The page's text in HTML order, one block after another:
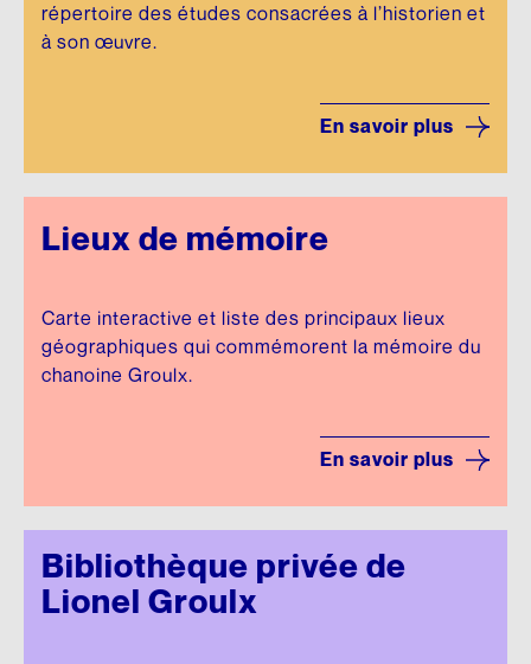
répertoire des études consacrées à l’historien et
à son œuvre.
En savoir plus
Lieux de mémoire
Carte interactive et liste des principaux lieux
géographiques qui commémorent la mémoire du
chanoine Groulx.
En savoir plus
Bibliothèque privée de
Lionel Groulx